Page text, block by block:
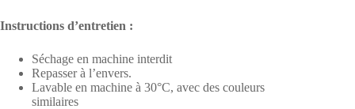
Instructions d’entretien :
Séchage en machine interdit
Repasser à l’envers.
Lavable en machine à 30°C, avec des couleurs
similaires